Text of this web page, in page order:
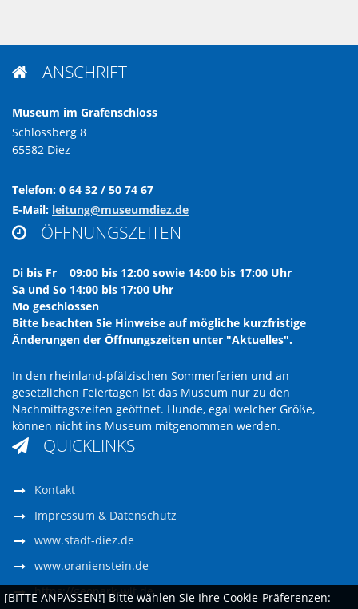
 ANSCHRIFT
Museum im Grafenschloss
Schlossberg 8
65582 Diez
Telefon: 0 64 32 / 50 74 67
E-Mail: leitung@museumdiez.de
 ÖFFNUNGSZEITEN
Di bis Fr 09:00 bis 12:00 sowie 14:00 bis 17:00 Uhr
Sa und So 14:00 bis 17:00 Uhr
Mo geschlossen
Bitte beachten Sie Hinweise auf mögliche kurzfristige
Änderungen der Öffnungszeiten unter "Aktuelles".
In den rheinland-pfälzischen Sommerferien und an
gesetzlichen Feiertagen ist das Museum nur zu den
Nachmittagszeiten geöffnet. Hunde, egal welcher Größe,
können nicht ins Museum mitgenommen werden.
 QUICKLINKS
Kontakt
Impressum & Datenschutz
www.stadt-diez.de
www.oranienstein.de
https://geopark-wlt.de
[BITTE ANPASSEN!] Bitte wählen Sie Ihre Cookie-Präferenzen: